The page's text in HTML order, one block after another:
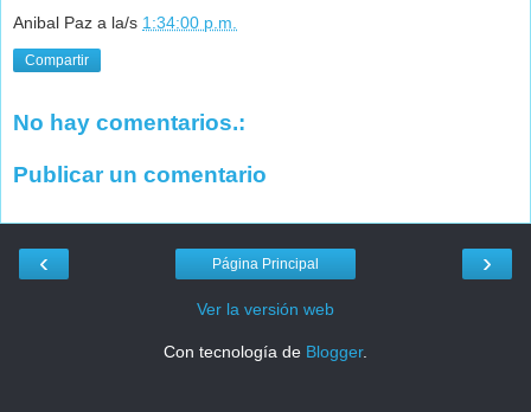
Anibal Paz a la/s 1:34:00 p.m.
Compartir
No hay comentarios.:
Publicar un comentario
‹ ›
Página Principal
Ver la versión web
Con tecnología de Blogger.